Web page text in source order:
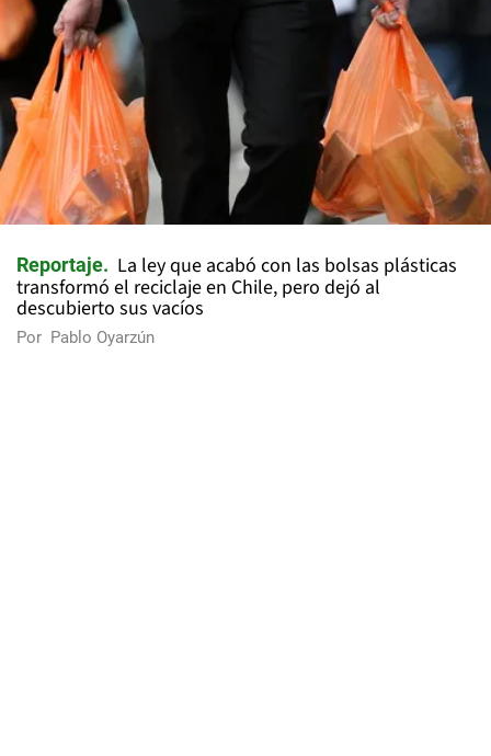
Reportaje
La ley que acabó con las bolsas plásticas
transformó el reciclaje en Chile, pero dejó al
descubierto sus vacíos
Por Pablo Oyarzún